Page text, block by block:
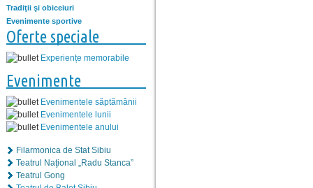
Tradiţii şi obiceiuri
Evenimente sportive
Oferte speciale
Experiențe memorabile
Evenimente
Evenimentele săptămânii
Evenimentele lunii
Evenimentele anului
Filarmonica de Stat Sibiu
Teatrul Naţional „Radu Stanca”
Teatrul Gong